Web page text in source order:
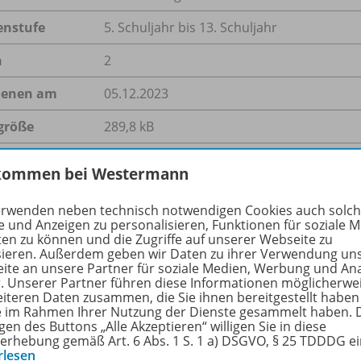
5. Schuljahr bis 13. Schuljahr
2
am
05.12.2023
289,8 kB
Arbeitsblatt richtet sich an Schülerinnen und Schüler, die
sich mit dem Winter in Deutschland auf einem
lernen die Schülerinnen und Schüler die wichtigsten
bei Westermann
neben technisch notwendigen Cookies auch
und Anzeigen zu personalisieren, Funktionen für soziale
zu können und die Zugriffe auf unserer Webseite zu
Außerdem geben wir Daten zu ihrer Verwendung
an unsere Partner für soziale Medien, Werbung und
Unserer Partner führen diese Informationen
Daten zusammen, die Sie ihnen bereitgestellt
im Rahmen Ihrer Nutzung der Dienste gesammelt haben.
des Buttons „Alle Akzeptieren“ willigen Sie in diese
gemäß Art. 6 Abs. 1 S. 1 a) DSGVO, § 25 TDDDG